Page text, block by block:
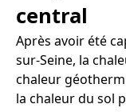
central
Après avoir été
sur-Seine, la
chaleur
la chaleur du sol